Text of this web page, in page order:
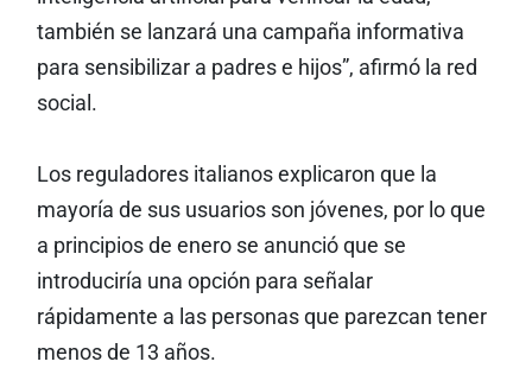
también se lanzará una campaña informativa
para sensibilizar a padres e hijos”, afirmó la red
social.
Los reguladores italianos explicaron que la
mayoría de sus usuarios son jóvenes, por lo que
a principios de enero se anunció que se
introduciría una opción para señalar
rápidamente a las personas que parezcan tener
menos de 13 años.